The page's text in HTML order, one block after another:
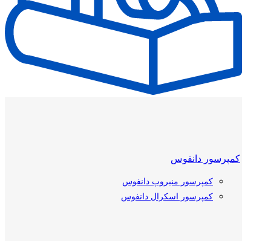
کمپرسور دانفوس
کمپرسور منیروپ دانفوس
کمپرسور اسکرال دانفوس